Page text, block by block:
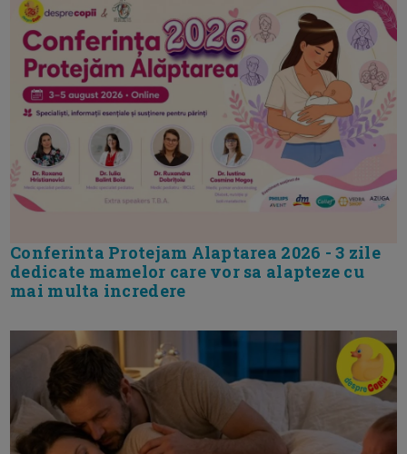
Conferinta Protejam Alaptarea 2026 - 3 zile
dedicate mamelor care vor sa alapteze cu
mai multa incredere